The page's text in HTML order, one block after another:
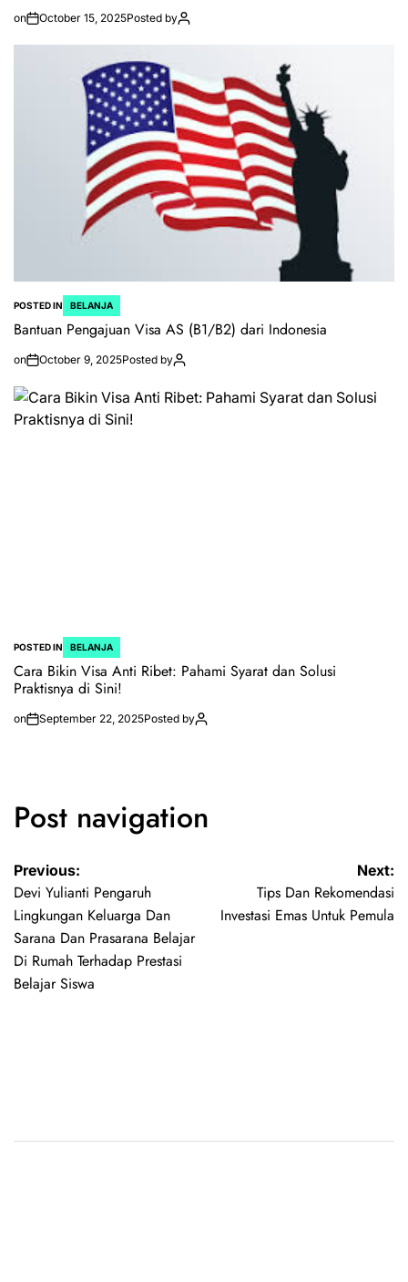
on October 15, 2025Posted by
POSTED IN BELANJA
Bantuan Pengajuan Visa AS (B1/B2) dari Indonesia
on October 9, 2025Posted by
POSTED IN BELANJA
Cara Bikin Visa Anti Ribet: Pahami Syarat dan Solusi
Praktisnya di Sini!
on September 22, 2025Posted by
Post navigation
Previous:
Devi Yulianti Pengaruh
Lingkungan Keluarga Dan
Sarana Dan Prasarana Belajar
Di Rumah Terhadap Prestasi
Belajar Siswa
Next:
Tips Dan Rekomendasi
Investasi Emas Untuk Pemula